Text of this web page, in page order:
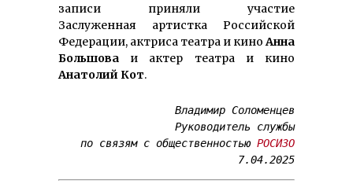
записи приняли участие
Заслуженная артистка Российской
Федерации, актриса театра и киноАнна
Большова и актер театра и кино
Анатолий Кот.
Владимир Соломенцев
Руководитель службы
по связям с общественностью РОСИЗО
7.04.2025